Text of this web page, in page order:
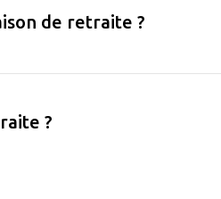
de retraite ?
?